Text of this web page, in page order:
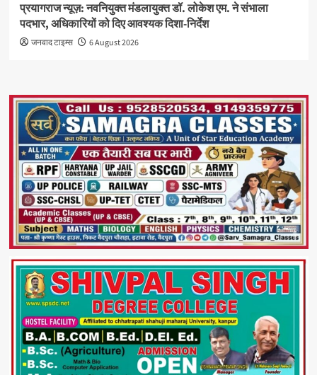
प्रयागराज न्यूज़: नवनियुक्त मंडलायुक्त डॉ. लोकेश एम. ने संभाला
पदभार, अधिकारियों को दिए आवश्यक दिशा-निर्देश
जनवाद टाइम्स 6 August 2026